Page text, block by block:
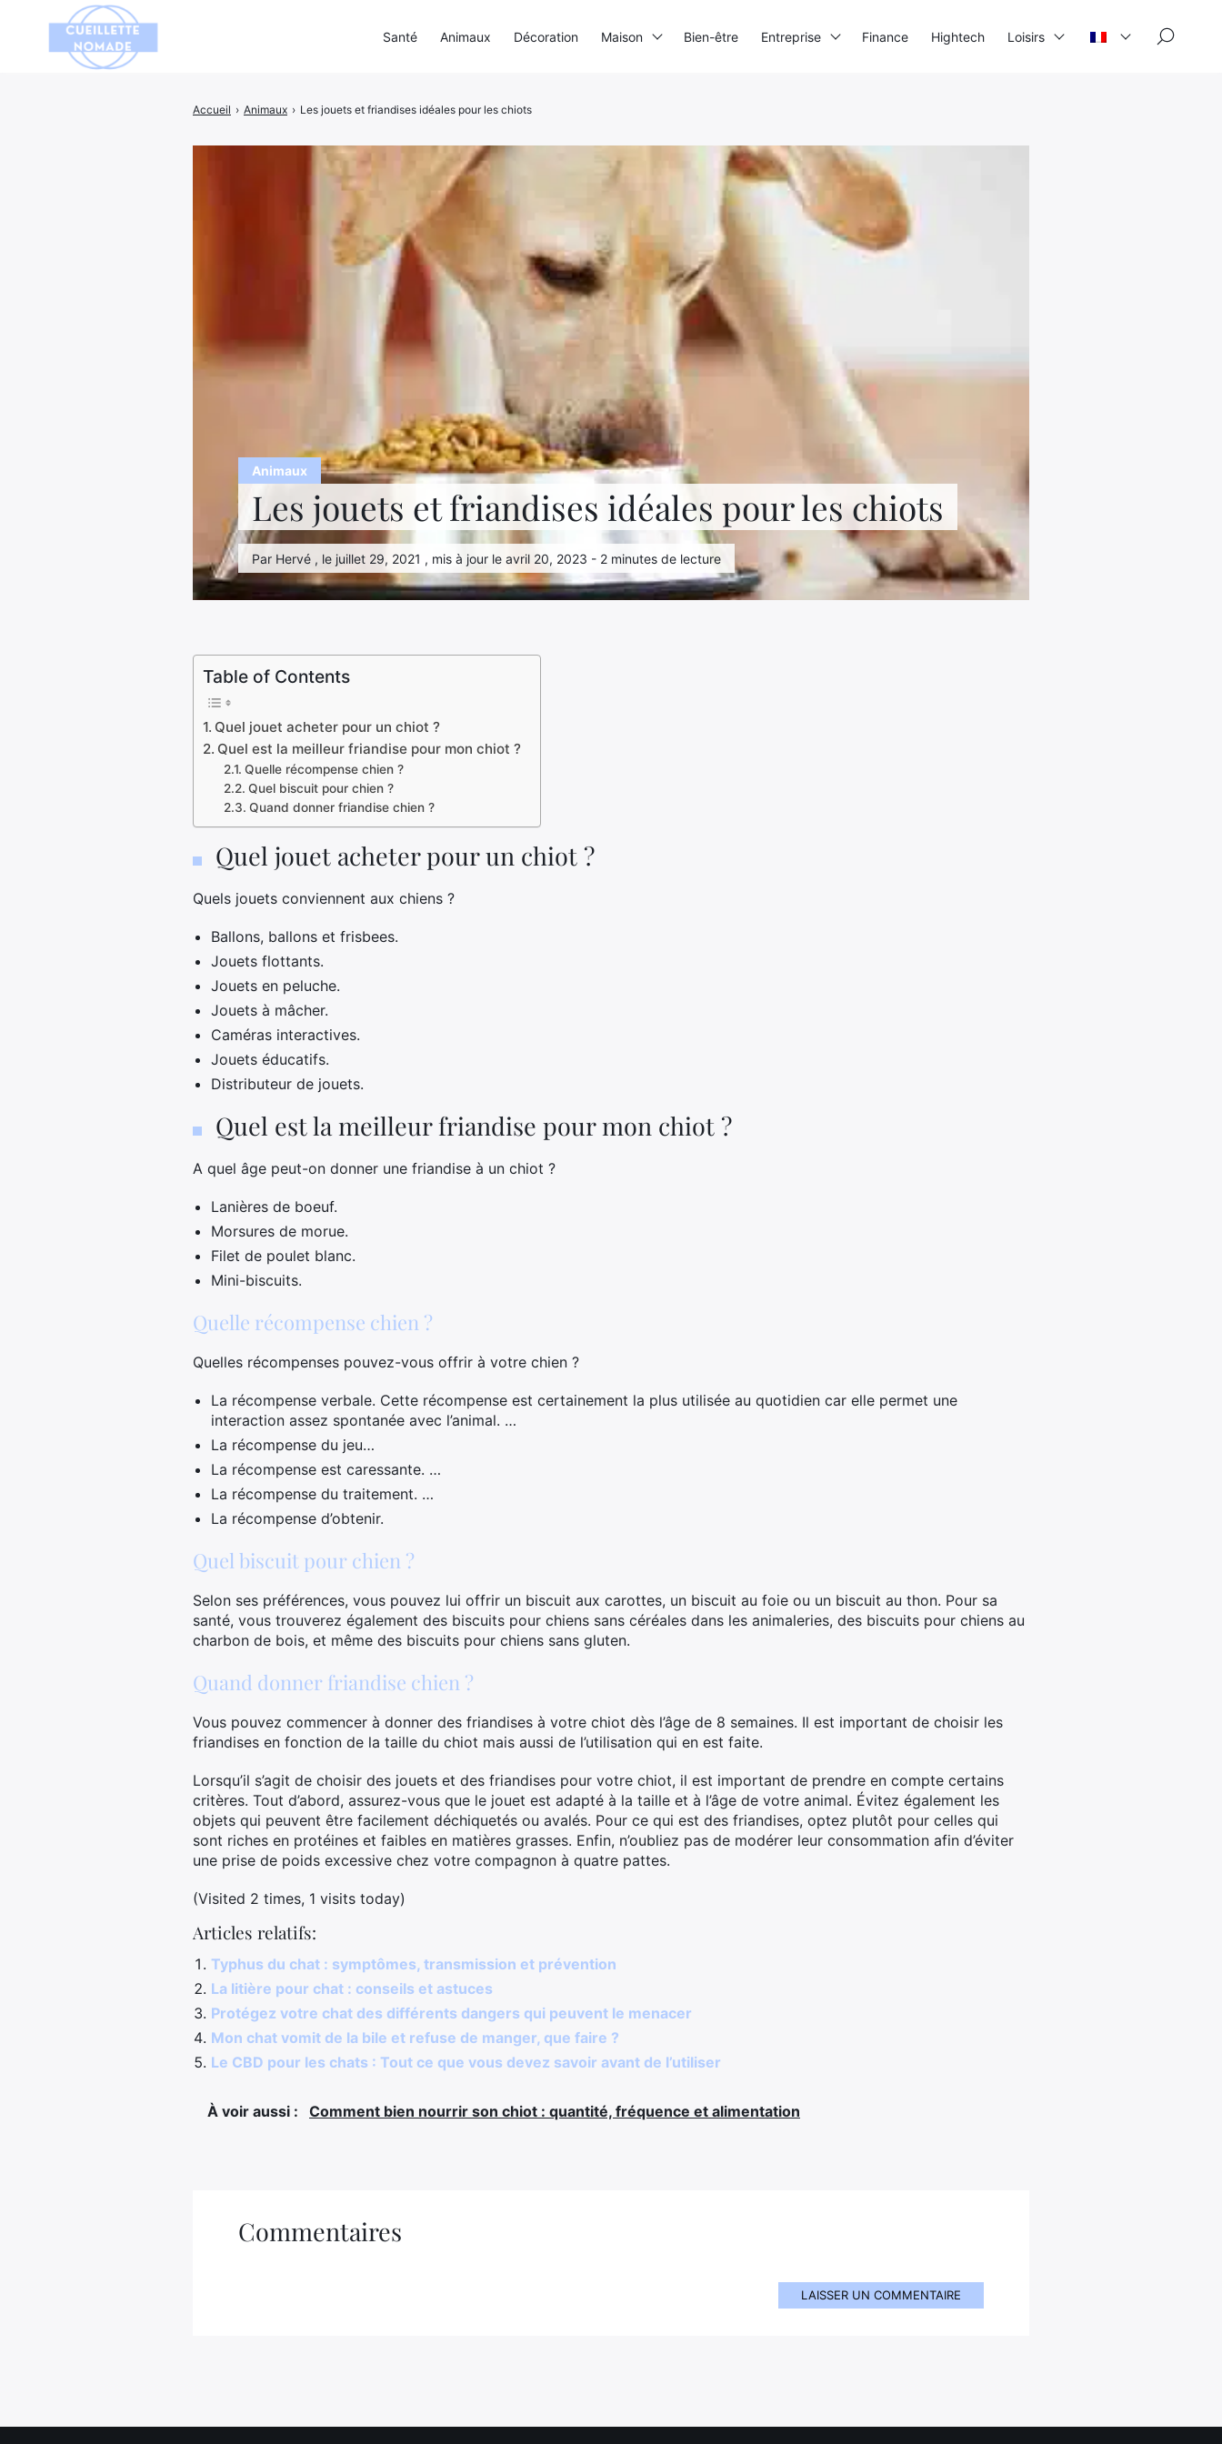
Animaux
Les jouets et friandises idéales pour les chiots
Par Hervé , le juillet 29, 2021 , mis à jour le avril 20, 2023 - 2 minutes de lecture
Accueil › Animaux › Les jouets et friandises idéales pour les chiots
Table of Contents
Quel jouet acheter pour un chiot ?
Quel est la meilleur friandise pour mon chiot ?
Quelle récompense chien ?
Quel biscuit pour chien ?
Quand donner friandise chien ?
Quel jouet acheter pour un chiot ?
Quels jouets conviennent aux chiens ?
Ballons, ballons et frisbees.
Jouets flottants.
Jouets en peluche.
Jouets à mâcher.
Caméras interactives.
Jouets éducatifs.
Distributeur de jouets.
Quel est la meilleur friandise pour mon chiot ?
A quel âge peut-on donner une friandise à un chiot ?
Lanières de boeuf.
Morsures de morue.
Filet de poulet blanc.
Mini-biscuits.
Quelle récompense chien ?
Quelles récompenses pouvez-vous offrir à votre chien ?
La récompense verbale. Cette récompense est certainement la plus utilisée au quotidien car elle permet une
interaction assez spontanée avec l’animal. …
La récompense du jeu…
La récompense est caressante. …
La récompense du traitement. …
La récompense d’obtenir.
Quel biscuit pour chien ?
Selon ses préférences, vous pouvez lui offrir un biscuit aux carottes, un biscuit au foie ou un biscuit au thon. Pour sa
santé, vous trouverez également des biscuits pour chiens sans céréales dans les animaleries, des biscuits pour chiens au
charbon de bois, et même des biscuits pour chiens sans gluten.
Quand donner friandise chien ?
Vous pouvez commencer à donner des friandises à votre chiot dès l’âge de 8 semaines. Il est important de choisir les
friandises en fonction de la taille du chiot mais aussi de l’utilisation qui en est faite.
Lorsqu’il s’agit de choisir des jouets et des friandises pour votre chiot, il est important de prendre en compte certains
critères. Tout d’abord, assurez-vous que le jouet est adapté à la taille et à l’âge de votre animal. Évitez également les
objets qui peuvent être facilement déchiquetés ou avalés. Pour ce qui est des friandises, optez plutôt pour celles qui
sont riches en protéines et faibles en matières grasses. Enfin, n’oubliez pas de modérer leur consommation afin d’éviter
une prise de poids excessive chez votre compagnon à quatre pattes.
(Visited 2 times, 1 visits today)
Articles relatifs:
Typhus du chat : symptômes, transmission et prévention
La litière pour chat : conseils et astuces
Protégez votre chat des différents dangers qui peuvent le menacer
Mon chat vomit de la bile et refuse de manger, que faire ?
Le CBD pour les chats : Tout ce que vous devez savoir avant de l’utiliser
À voir aussi : Comment bien nourrir son chiot : quantité, fréquence et alimentation
Commentaires
LAISSER UN COMMENTAIRE
Santé Animaux Décoration Maison Bien-être Entreprise Finance Hightech Loisirs
Rechercher